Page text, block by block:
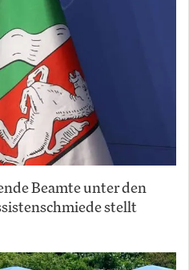
Beamte unter den
stellt